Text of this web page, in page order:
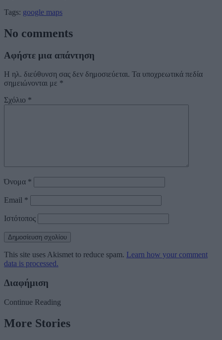
Tags: google maps
No comments
Αφήστε μια απάντηση
Η ηλ. διεύθυνση σας δεν δημοσιεύεται. Τα υποχρεωτικά πεδία
σημειώνονται με *
Σχόλιο *
Όνομα *
Email *
Ιστότοπος
This site uses Akismet to reduce spam. Learn how your comment
data is processed.
Διαφήμιση
Continue Reading
More Stories